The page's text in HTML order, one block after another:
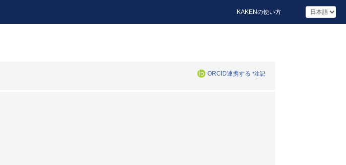
KAKENの使い方
ORCID連携する *注記